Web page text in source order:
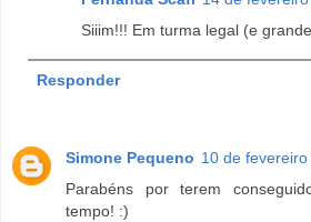
Siiim!!! Em turma legal (e
Responder
Simone Pequeno 10 de
Parabéns por terem
tempo! :)